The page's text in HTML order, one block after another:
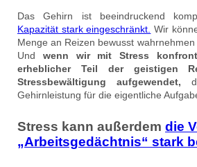
Das Gehirn ist beeindruckend
Kapazität stark eingeschränkt. Wir
Menge an Reizen bewusst
Und wenn wir mit Stress
erheblicher Teil der geistigen
Stressbewältigung aufgewendet,
Gehirnleistung für die eigentliche
Stress kann außerdem die
„Arbeitsgedächtnis“ stark